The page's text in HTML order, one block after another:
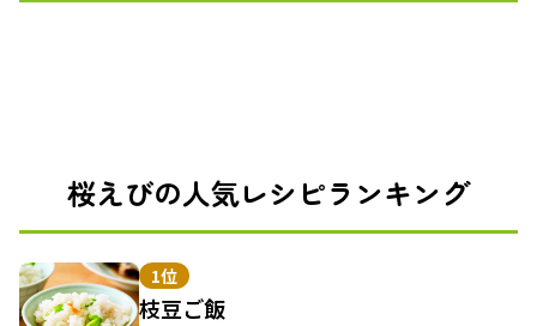
桜えびの人気レシピランキング
1位
枝豆ご飯